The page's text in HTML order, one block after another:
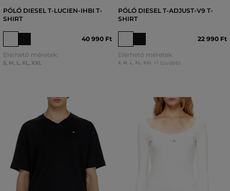
PÓLÓ DIESEL T-LUCIEN-IHBI T-
SHIRT
40 990 Ft
Elérhető méretek:
S, M L XL XXL
PÓLÓ DIESEL T-ADJUST-V9 T-
SHIRT
22 990 Ft
Elérhető méretek:
S, M, L, XL, XXL +1 további